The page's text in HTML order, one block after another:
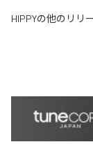
HIPPYの他のリリ